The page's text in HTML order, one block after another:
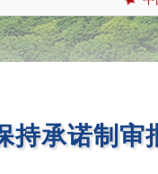
持承诺制审